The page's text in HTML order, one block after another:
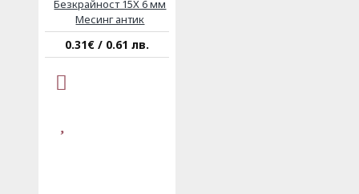
Безкрайност 15Х 6 мм
Месинг антик
0.31€ / 0.61 лв.